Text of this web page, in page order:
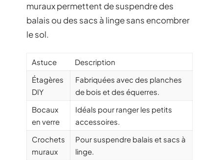
muraux permettent de suspendre des
balais ou des sacs à linge sans encombrer
le sol.
Astuce
Description
Étagères
DIY
Fabriquées avec des planches
de bois et des équerres.
Bocaux
en verre
Idéals pour ranger les petits
accessoires.
Crochets
muraux
Pour suspendre balais et sacs à
linge.